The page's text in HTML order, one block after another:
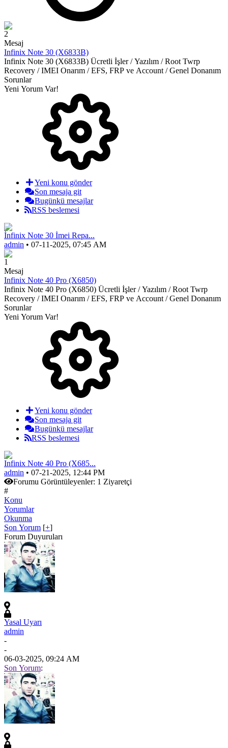
2
Mesaj
Infinix Note 30 (X6833B)
Infinix Note 30 (X6833B) Ücretli İşler / Yazılım / Root Twrp
Recovery / IMEI Onarım / EFS, FRP ve Account / Genel Donanım
Sorunlar
Yeni Yorum Var!
Yeni konu gönder
Son mesaja git
Bugünkü mesajlar
RSS beslemesi
İnfinix Note 30 İmei Repa...
admin • 07-11-2025, 07:45 AM
1
Mesaj
Infinix Note 40 Pro (X6850)
Infinix Note 40 Pro (X6850) Ücretli İşler / Yazılım / Root Twrp
Recovery / IMEI Onarım / EFS, FRP ve Account / Genel Donanım
Sorunlar
Yeni Yorum Var!
Yeni konu gönder
Son mesaja git
Bugünkü mesajlar
RSS beslemesi
Infinix Note 40 Pro (X685...
admin • 07-21-2025, 12:44 PM
Forumu Görüntüleyenler: 1 Ziyaretçi
#
Konu
Yorumlar
Okunma
Son Yorum [+]
Forum Duyuruları
Yasal Uyarı
admin
-
-
06-03-2025, 09:24 AM
Son Yorum: